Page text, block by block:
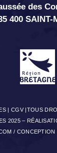
des
400 SAINT-
|CGV |TOUS
2025 –
/ CONCEPTION